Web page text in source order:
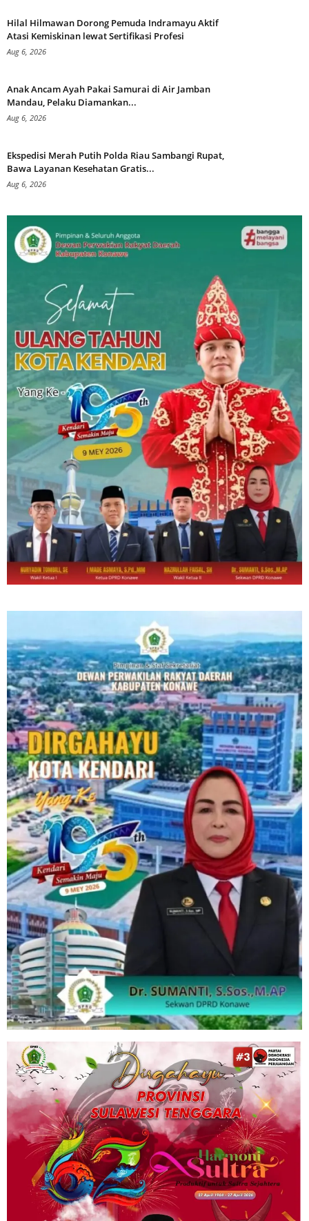
Hilal Hilmawan Dorong Pemuda Indramayu Aktif
Atasi Kemiskinan lewat Sertifikasi Profesi
Aug 6, 2026
Anak Ancam Ayah Pakai Samurai di Air Jamban
Mandau, Pelaku Diamankan...
Aug 6, 2026
Ekspedisi Merah Putih Polda Riau Sambangi Rupat,
Bawa Layanan Kesehatan Gratis...
Aug 6, 2026